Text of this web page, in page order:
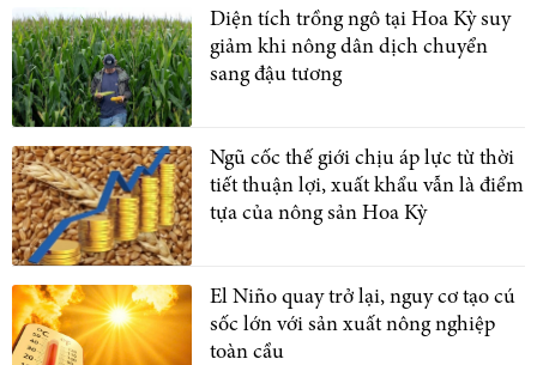
Diện tích trồng ngô tại Hoa Kỳ suy
giảm khi nông dân dịch chuyển
sang đậu tương
Ngũ cốc thế giới chịu áp lực từ thời
tiết thuận lợi, xuất khẩu vẫn là điểm
tựa của nông sản Hoa Kỳ
El Niño quay trở lại, nguy cơ tạo cú
sốc lớn với sản xuất nông nghiệp
toàn cầu